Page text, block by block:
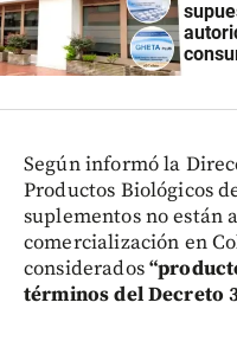
Según informó la
Productos Biológicos
suplementos no están
comercialización en
considerados
términos del Decreto